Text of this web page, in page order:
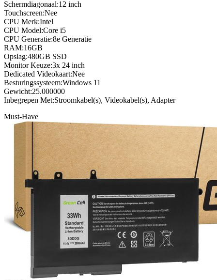
Schermdiagonaal:12 inch
Touchscreen:Nee
CPU Merk:Intel
CPU Model:Core i5
CPU Generatie:8e Generatie
RAM:16GB
Opslag:480GB SSD
Monitor Keuze:3x 24 inch
Dedicated Videokaart:Nee
Besturingssysteem:Windows 11
Gewicht:25.000000
Inbegrepen Met:Stroomkabel(s), Videokabel(s), Adapter
Must-Have